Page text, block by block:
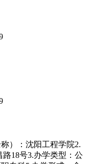
）：沈阳工程学院2.
18号3.办学类型：公